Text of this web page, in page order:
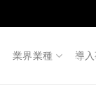
業界業種 導